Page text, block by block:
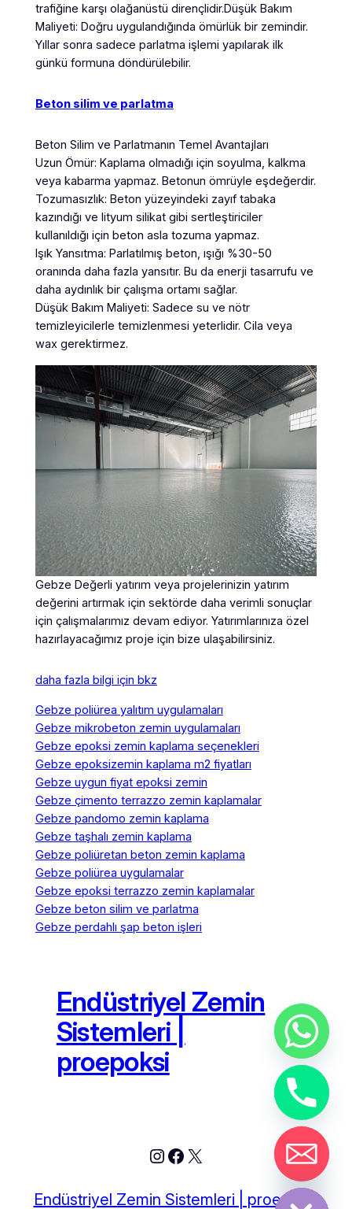
trafiğine karşı olağanüstü dirençlidir.Düşük Bakım
Maliyeti: Doğru uygulandığında ömürlük bir zemindir.
Yıllar sonra sadece parlatma işlemi yapılarak ilk
günkü formuna döndürülebilir.
Beton silim ve parlatma
Beton Silim ve Parlatmanın Temel Avantajları
Uzun Ömür: Kaplama olmadığı için soyulma, kalkma
veya kabarma yapmaz. Betonun ömrüyle eşdeğerdir.
Tozumasızlık: Beton yüzeyindeki zayıf tabaka
kazındığı ve lityum silikat gibi sertleştiriciler
kullanıldığı için beton asla tozuma yapmaz.
Işık Yansıtma: Parlatılmış beton, ışığı %30-50
oranında daha fazla yansıtır. Bu da enerji tasarrufu ve
daha aydınlık bir çalışma ortamı sağlar.
Düşük Bakım Maliyeti: Sadece su ve nötr
temizleyicilerle temizlenmesi yeterlidir. Cila veya
wax gerektirmez.
Gebze Değerli yatırım veya projelerinizin yatırım
değerini artırmak için sektörde daha verimli sonuçlar
için çalışmalarımız devam ediyor. Yatırımlarınıza özel
hazırlayacağımız proje için bize ulaşabilirsiniz.
daha fazla bilgi için bkz
Gebze poliürea yalıtım uygulamaları
Gebze mikrobeton zemin uygulamaları
Gebze epoksi zemin kaplama seçenekleri
Gebze epoksizemin kaplama m2 fiyatları
Gebze uygun fiyat epoksi zemin
Gebze çimento terrazzo zemin kaplamalar
Gebze pandomo zemin kaplama
Gebze taşhalı zemin kaplama
Gebze poliüretan beton zemin kaplama
Gebze poliürea uygulamalar
Gebze epoksi terrazzo zemin kaplamalar
Gebze beton silim ve parlatma
Gebze perdahlı şap beton işleri
Endüstriyel Zemin
Sistemleri |
proepoksi
Instagram
Facebook
X
Endüstriyel Zemin Sistemleri | proepoksi
Hide
chaty